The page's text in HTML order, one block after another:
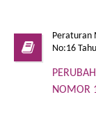
Peraturan
No:16
NOMOR